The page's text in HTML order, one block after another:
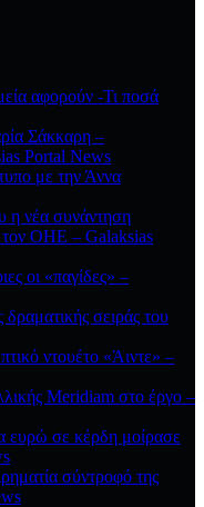
αφορούν -Τι ποσά
Σάκκαρη –
Portal News
με την Άννα
η νέα συνάντηση
τον ΟΗΕ – Galaksias
οι «παγίδες» –
σειράς του
ντουέτο «Άιντε» –
Meridiam στο έργο –
ευρώ σε κέρδη μοίρασε
σύντροφό της